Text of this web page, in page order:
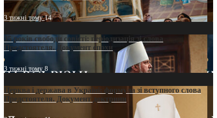
3 тижні тому14
35 років свободи совісті: періодизація зі слова
Предстоятеля. Документ епохи
3 тижні тому 8
Церква і держава в Україні: формула зі вступного слова
Предстоятеля. Документ доктрини